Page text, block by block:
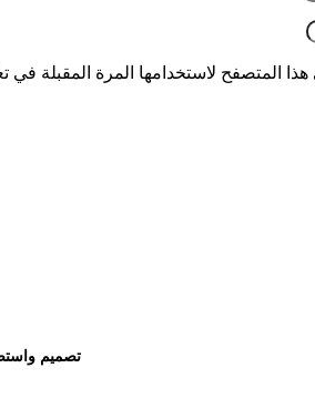
المتصفح لاستخدامها المرة المقبلة في
تصميم